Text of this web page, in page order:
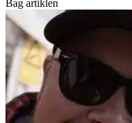
Bag artiklen